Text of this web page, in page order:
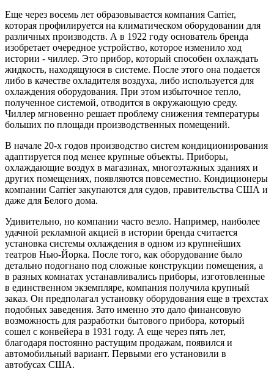
Еще через восемь лет образовывается компания Carrier,
которая профилируется на климатическом оборудовании для
различных производств. А в 1922 году основатель бренда
изобретает очередное устройство, которое изменило ход
истории - чиллер. Это прибор, который способен охлаждать
жидкость, находящуюся в системе. После этого она подается
либо в качестве охладителя воздуха, либо используется для
охлаждения оборудования. При этом избыточное тепло,
полученное системой, отводится в окружающую среду.
Чиллер мгновенно решает проблему снижения температуры
больших по площади производственных помещений.
В начале 20-х годов производство систем кондиционирования
адаптируется под менее крупные объекты. Приборы,
охлаждающие воздух в магазинах, многоэтажных зданиях и
других помещениях, появляются повсеместно. Кондиционеры
компании Carrier закупаются для судов, правительства США и
даже для Белого дома.
Удивительно, но компании часто везло. Например, наиболее
удачной рекламной акцией в истории бренда считается
установка системы охлаждения в одном из крупнейших
театров Нью-Йорка. После того, как оборудование было
детально подогнано под сложные конструкции помещения, а
в разных комнатах устанавливались приборы, изготовленные
в единственном экземпляре, компания получила крупный
заказ. Он предполагал установку оборудования еще в трехстах
подобных заведения. Зато именно это дало финансовую
возможность для разработки бытового прибора, который
сошел с конвейера в 1931 году. А еще через пять лет,
благодаря постоянно растущим продажам, появился и
автомобильный вариант. Первыми его установили в
автобусах США.